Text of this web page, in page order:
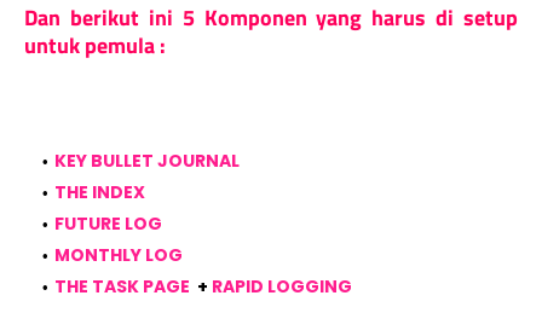
Dan berikut ini 5 Komponen yang harus di setup
untuk pemula :
KEY BULLET JOURNAL
THE INDEX
FUTURE LOG
MONTHLY LOG
THE TASK PAGE + RAPID LOGGING